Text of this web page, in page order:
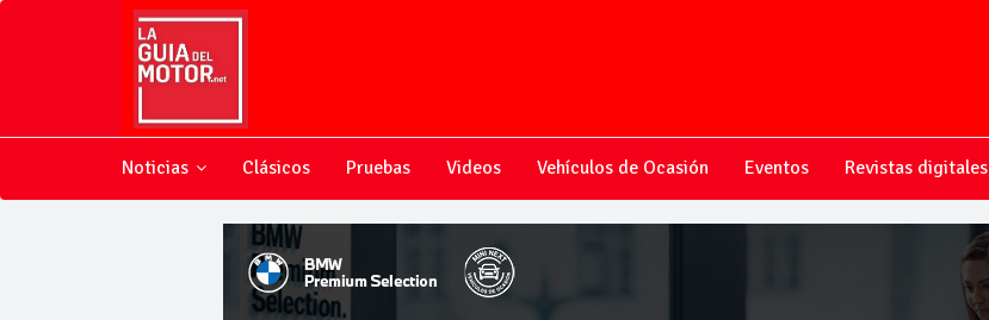
Noticias Clásicos Pruebas Videos Vehículos de Ocasión Eventos Revistas digitales